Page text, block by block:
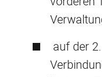
auf der